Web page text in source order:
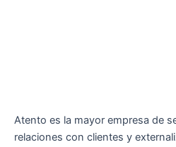
Atento es la mayor empresa de
relaciones con clientes y